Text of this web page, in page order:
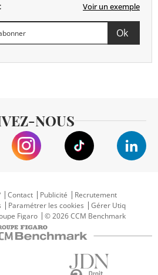
Voir un exemple
NOUS
Contact Publicité
Recrutement
Paramétrer les cookies
Gérer Utiq
Figaro © 2026 CCM Benchmark